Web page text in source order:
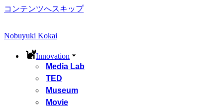
コンテンツへスキップ
Nobuyuki Kokai
Innovation
Media Lab
TED
Museum
Movie